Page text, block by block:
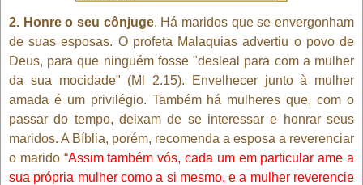
2. Honre o seu cônjuge. Há maridos que se envergonham
de suas esposas. O profeta Malaquias advertiu o povo de
Deus, para que ninguém fosse "desleal para com a mulher
da sua mocidade" (Ml 2.15). Envelhecer junto à mulher
amada é um privilégio. Também há mulheres que, com o
passar do tempo, deixam de se interessar e honrar seus
maridos. A Bíblia, porém, recomenda a esposa a reverenciar
o marido “Assim também vós, cada um em particular ame a
sua própria mulher como a si mesmo, e a mulher reverencie